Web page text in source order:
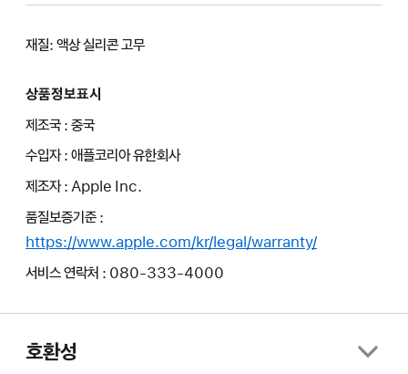
재질: 액상 실리콘 고무
상품정보표시
제조국 : 중국
수입자 : 애플코리아 유한회사
제조자 : Apple Inc.
품질보증기준 :
https://www.apple.com/kr/legal/warranty/
서비스 연락처 : 080-333-4000
호환성